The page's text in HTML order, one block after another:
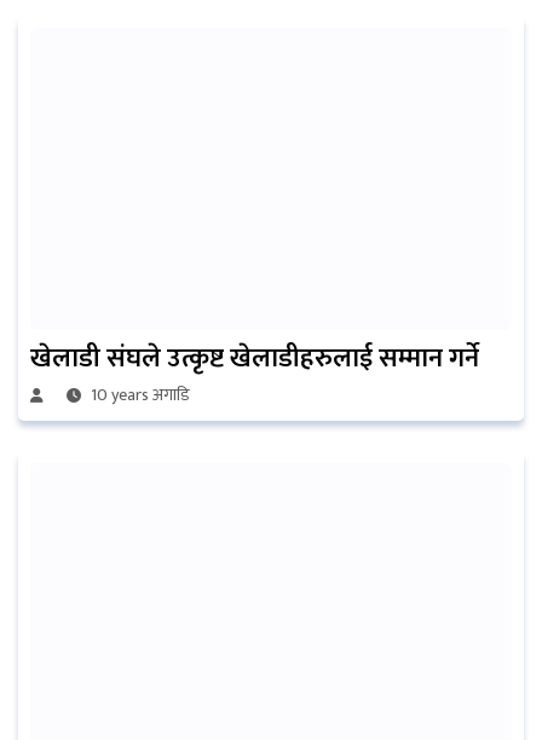
खेलाडी संघले उत्कृष्ट खेलाडीहरुलाई सम्मान गर्ने
10 years अगाडि